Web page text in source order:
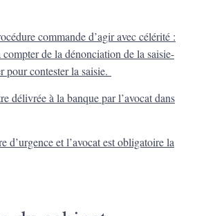
commande d’agir avec célérité :
compter de la dénonciation de la saisie-
pour contester la saisie.
délivrée à la banque par l’avocat dans
d’urgence et l’avocat est obligatoire la